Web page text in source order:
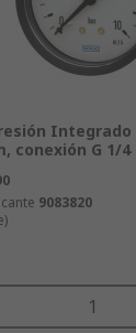
Integrado
conexión G 1/4
9083820